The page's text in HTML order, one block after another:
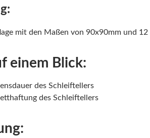
mit den Maßen von 90x90mm und 12
einem Blick:
des Schleiftellers
des Schleiftellers